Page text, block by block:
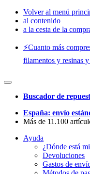
Volver al menú
al contenido
a la cesta de la
⚡️Cuanto más
filamentos y resinas
Buscador de
España: envío
Más de 11.100
Ayuda
¿Dónde está
Devoluciones
Gastos de